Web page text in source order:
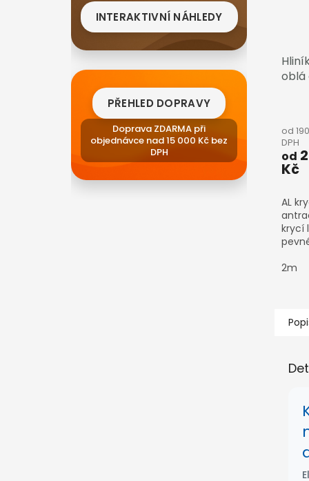
INTERAKTIVNÍ NÁHLEDY
PŘEHLED DOPRAVY
Doprava ZDARMA při
objednávce nad 15 000 Kč bez
DPH
od
DPH
od
Kč
AL
krycí
2m